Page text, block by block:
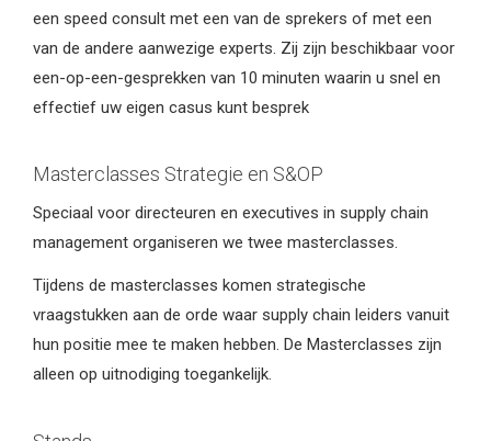
een speed consult met een van de sprekers of met een
van de andere aanwezige experts. Zij zijn beschikbaar voor
een-op-een-gesprekken van 10 minuten waarin u snel en
effectief uw eigen casus kunt besprek
Masterclasses Strategie en S&OP
Speciaal voor directeuren en executives in supply chain
management organiseren we twee masterclasses.
Tijdens de masterclasses komen strategische
vraagstukken aan de orde waar supply chain leiders vanuit
hun positie mee te maken hebben. De Masterclasses zijn
alleen op uitnodiging toegankelijk.